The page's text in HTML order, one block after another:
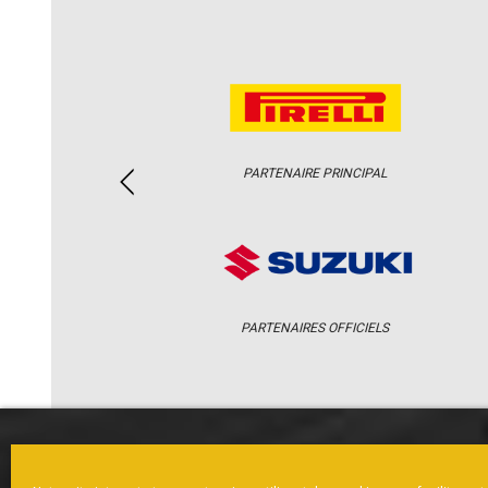
PARTENAIRE PRINCIPAL
PARTENAIRES OFFICIELS